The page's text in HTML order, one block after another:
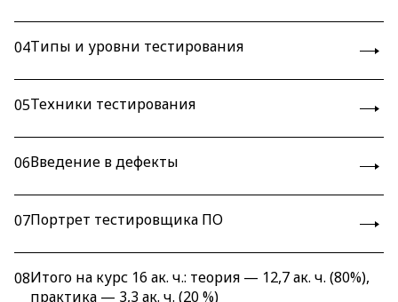
04Типы и уровни тестирования
05Техники тестирования
06Введение в дефекты
07Портрет тестировщика ПО
08Итого на курс 16 ак. ч.: теория — 12,7 ак. ч. (80%),
практика — 3,3 ак. ч. (20 %)